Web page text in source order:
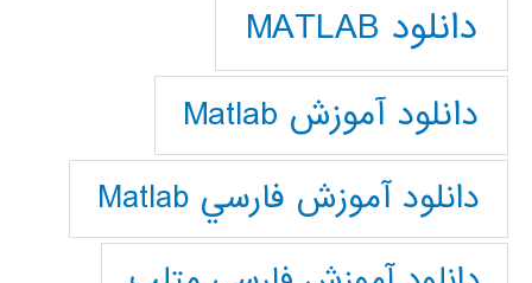
دانلود MATLAB
دانلود آموزش Matlab
دانلود آموزش فارسي Matlab